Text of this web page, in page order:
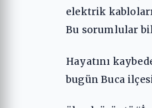
elektrik
Bu sorumlular
Hayatını
bugün Buca